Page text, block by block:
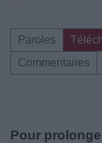
Paroles
Commentaires
Pour